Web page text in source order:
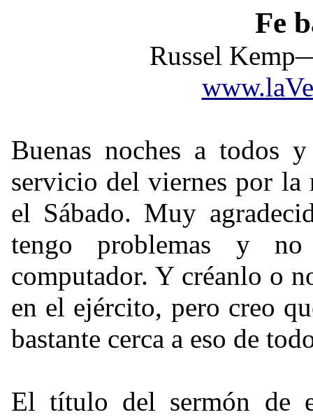
Fe
Russel Kemp
Buenas noches a todos
servicio del viernes por la
el Sábado. Muy
tengo problemas y
computador. Y créanlo o
en el ejército, pero creo
bastante cerca a eso de
El título del sermón de